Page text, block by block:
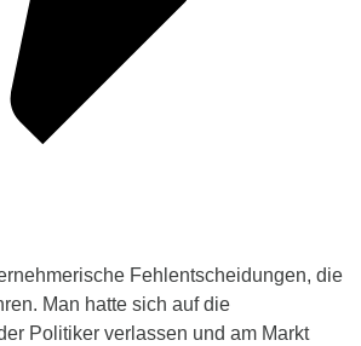
Fehlentscheidungen, die
Man hatte sich auf die
Politiker verlassen und am Markt